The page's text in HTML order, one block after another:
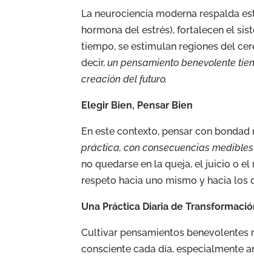
La neurociencia moderna respalda
hormona del estrés), fortalecen el
tiempo, se estimulan regiones del
decir,un pensamiento benevolente
creación del futuro.
Elegir Bien, Pensar Bien
En este contexto, pensar con
práctica, con consecuencias
no quedarse en la queja, el juicio o
respeto hacia uno mismo y hacia los
Una Práctica Diaria de
Cultivar pensamientos benevolentes
consciente cada día, especialmente